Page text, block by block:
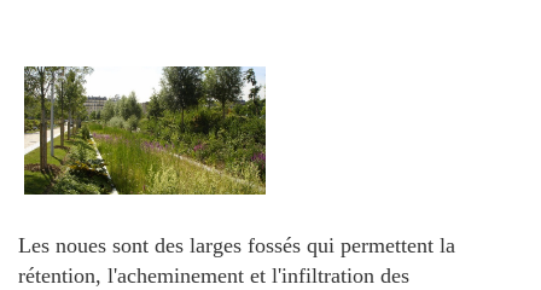
Les noues sont des larges fossés qui permettent la
rétention, l'acheminement et l'infiltration des